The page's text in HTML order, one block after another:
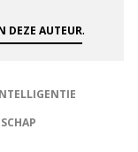
DEZE AUTEUR.